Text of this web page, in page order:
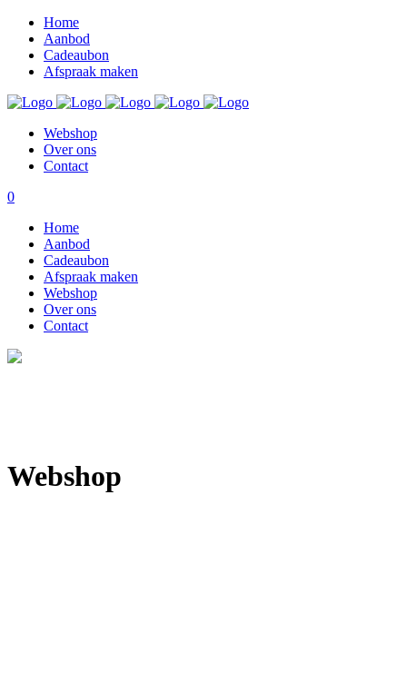
Home
Aanbod
Cadeaubon
Afspraak maken
Webshop
Over ons
Contact
0
Home
Aanbod
Cadeaubon
Afspraak maken
Webshop
Over ons
Contact
Webshop